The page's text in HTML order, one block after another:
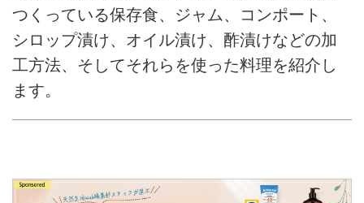
つくっている保存食、ジャム、コンポート、
シロップ漬け、オイル漬け、酢漬けなどの加
工方法、そしてそれらを使った料理を紹介し
ます。